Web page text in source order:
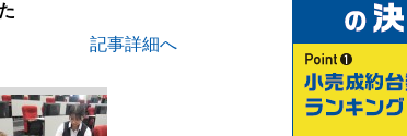
記事詳細へ